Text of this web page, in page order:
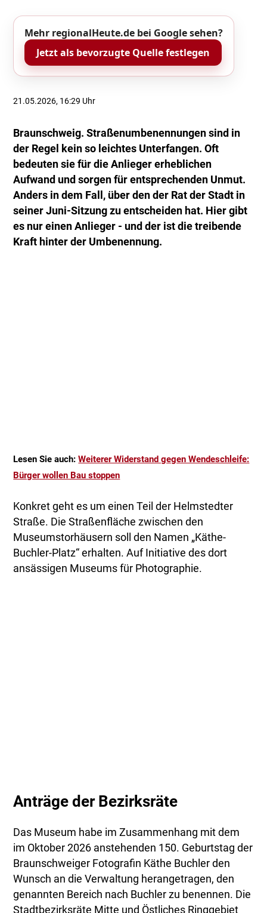
Mehr regionalHeute.de bei Google sehen?
Jetzt als bevorzugte Quelle festlegen
21.05.2026, 16:29 Uhr
Braunschweig. Straßenumbenennungen sind in
der Regel kein so leichtes Unterfangen. Oft
bedeuten sie für die Anlieger erheblichen
Aufwand und sorgen für entsprechenden Unmut.
Anders in dem Fall, über den der Rat der Stadt in
seiner Juni-Sitzung zu entscheiden hat. Hier gibt
es nur einen Anlieger - und der ist die treibende
Kraft hinter der Umbenennung.
Lesen Sie auch:Weiterer Widerstand gegen Wendeschleife:
Bürger wollen Bau stoppen
Konkret geht es um einen Teil der Helmstedter
Straße. Die Straßenfläche zwischen den
Museumstorhäusern soll den Namen „Käthe-
Buchler-Platz“ erhalten. Auf Initiative des dort
ansässigen Museums für Photographie.
Anträge der Bezirksräte
Das Museum habe im Zusammenhang mit dem
im Oktober 2026 anstehenden 150. Geburtstag der
Braunschweiger Fotografin Käthe Buchler den
Wunsch an die Verwaltung herangetragen, den
genannten Bereich nach Buchler zu benennen. Die
Stadtbezirksräte Mitte und Östliches Ringgebiet